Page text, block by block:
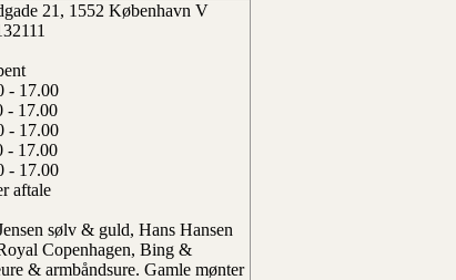
21, 1552 København V
- 17.00
- 17.00
- 17.00
- 17.00
- 17.00
aftale
sølv & guld, Hans Hansen
Copenhagen, Bing &
& armbåndsure. Gamle mønter